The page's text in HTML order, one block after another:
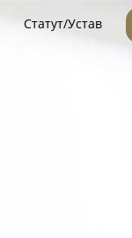
Статут/Устав